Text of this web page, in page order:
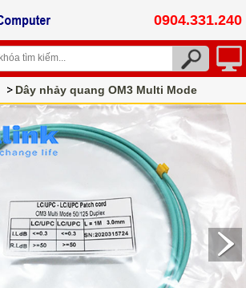
0904.331.240
Dây nhảy quang OM3 Multi Mode